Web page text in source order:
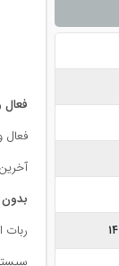
فعال
آخرین
بدون
ربات